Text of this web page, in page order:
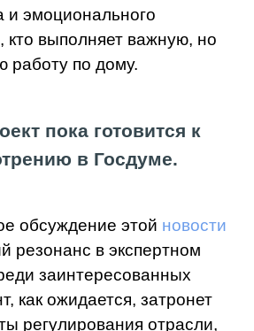
и эмоционального
кто выполняет важную, но
работу по дому.
пока готовится к
в Госдуме.
обсуждение этой новости
резонанс в экспертном
заинтересованных
как ожидается, затронет
регулирования отрасли,